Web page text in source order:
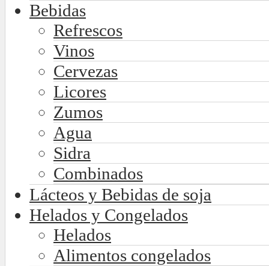
Bebidas
Refrescos
Vinos
Cervezas
Licores
Zumos
Agua
Sidra
Combinados
Lácteos y Bebidas de soja
Helados y Congelados
Helados
Alimentos congelados